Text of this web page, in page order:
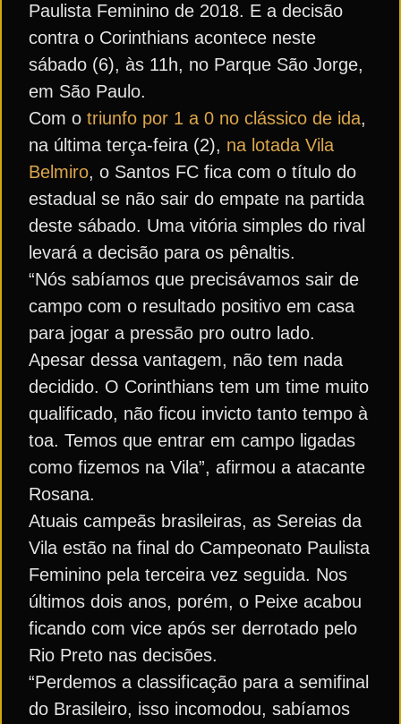
Paulista Feminino de 2018. E a decisão
contra o Corinthians acontece neste
sábado (6), às 11h, no Parque São Jorge,
em São Paulo.
Com o triunfo por 1 a 0 no clássico de ida,
na última terça-feira (2), na lotada Vila
Belmiro, o Santos FC fica com o título do
estadual se não sair do empate na partida
deste sábado. Uma vitória simples do rival
levará a decisão para os pênaltis.
“Nós sabíamos que precisávamos sair de
campo com o resultado positivo em casa
para jogar a pressão pro outro lado.
Apesar dessa vantagem, não tem nada
decidido. O Corinthians tem um time muito
qualificado, não ficou invicto tanto tempo à
toa. Temos que entrar em campo ligadas
como fizemos na Vila”, afirmou a atacante
Rosana.
Atuais campeãs brasileiras, as Sereias da
Vila estão na final do Campeonato Paulista
Feminino pela terceira vez seguida. Nos
últimos dois anos, porém, o Peixe acabou
ficando com vice após ser derrotado pelo
Rio Preto nas decisões.
“Perdemos a classificação para a semifinal
do Brasileiro, isso incomodou, sabíamos